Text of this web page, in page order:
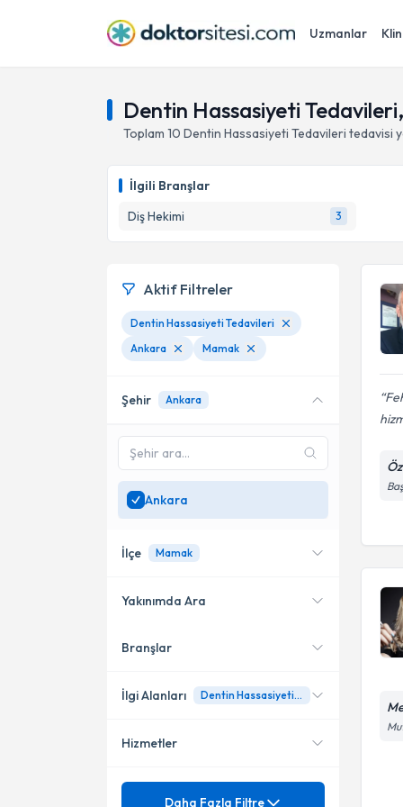
Uzmanlar
Dentin Hassasiyeti
Toplam 10 Dentin Hassasiyeti Tedavileri tedavisi
İlgili Branşlar
Diş Hekimi
3
Aktif Filtreler
Dentin Hassasiyeti Tedavileri
Ankara
Mamak
Şehir Ankara
Ankara
İlçe Mamak
Çankaya
Etimesgut
Yakınımda Ara
Konumuma yakın uzmanları
Branşlar
Diş Hekimi
İlgi Alanları Dentin Hassasiyeti Tedavileri
20 yaş diş çekimleri
Hizmetler
Mezuniyet
Daha Fazla Filtre